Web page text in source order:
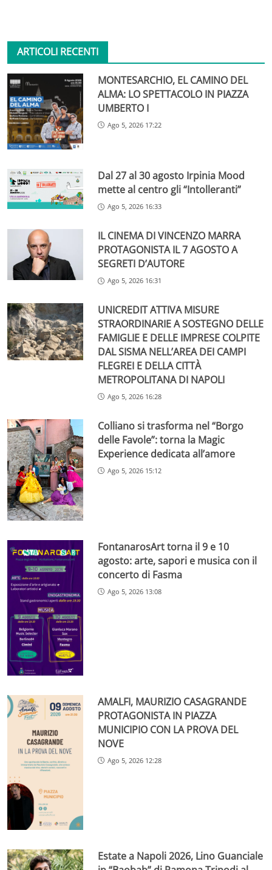
ARTICOLI RECENTI
MONTESARCHIO, EL CAMINO DEL
ALMA: LO SPETTACOLO IN PIAZZA
UMBERTO I
Ago 5, 2026 17:22
Dal 27 al 30 agosto Irpinia Mood
mette al centro gli “Intolleranti”
Ago 5, 2026 16:33
IL CINEMA DI VINCENZO MARRA
PROTAGONISTA IL 7 AGOSTO A
SEGRETI D’AUTORE
Ago 5, 2026 16:31
UNICREDIT ATTIVA MISURE
STRAORDINARIE A SOSTEGNO DELLE
FAMIGLIE E DELLE IMPRESE COLPITE
DAL SISMA NELL’AREA DEI CAMPI
FLEGREI E DELLA CITTÀ
METROPOLITANA DI NAPOLI
Ago 5, 2026 16:28
Colliano si trasforma nel “Borgo
delle Favole”: torna la Magic
Experience dedicata all’amore
Ago 5, 2026 15:12
FontanarosArt torna il 9 e 10
agosto: arte, sapori e musica con il
concerto di Fasma
Ago 5, 2026 13:08
AMALFI, MAURIZIO CASAGRANDE
PROTAGONISTA IN PIAZZA
MUNICIPIO CON LA PROVA DEL
NOVE
Ago 5, 2026 12:28
Estate a Napoli 2026, Lino Guanciale